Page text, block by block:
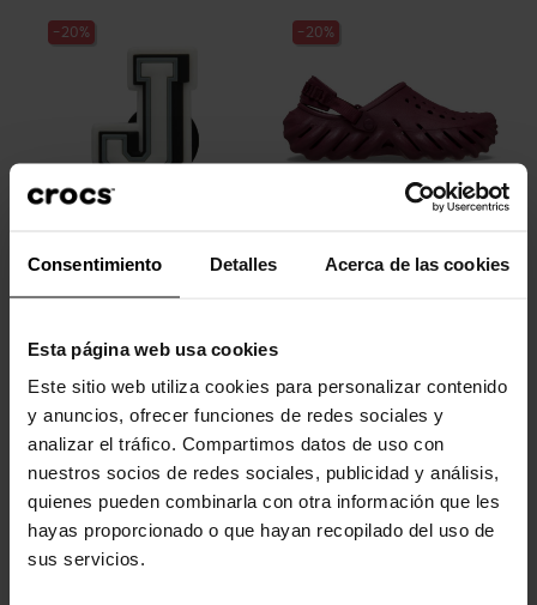
Consentimiento Detalles Acerca de las cookies
Esta página web usa cookies
Este sitio web utiliza cookies para personalizar contenido
y anuncios, ofrecer funciones de redes sociales y
analizar el tráfico. Compartimos datos de uso con
nuestros socios de redes sociales, publicidad y análisis,
quienes pueden combinarla con otra información que les
hayas proporcionado o que hayan recopilado del uso de
sus servicios.
-20%
Letra J
-20%
Tamancos unissex Echo U